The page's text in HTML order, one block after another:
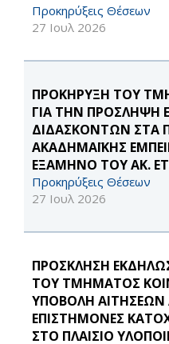
Προκηρύξεις Θέσεων
27 Ιουλ 2026
ΠΡΟΚΗΡΥΞΗ ΤΟΥ
ΓΙΑ ΤΗΝ ΠΡΟΣΛΗΨΗ
ΔΙΔΑΣΚΟΝΤΩΝ ΣΤΑ
ΑΚΑΔΗΜΑΪΚΗΣ
ΕΞΑΜΗΝΟ ΤΟΥ ΑΚ.
Προκηρύξεις Θέσεων
27 Ιουλ 2026
ΠΡΟΣΚΛΗΣΗ
ΤΟΥ ΤΜΗΜΑΤΟΣ
ΥΠΟΒΟΛΗ
ΕΠΙΣΤΗΜΟΝΕΣ
ΣΤΟ ΠΛΑΙΣΙΟ